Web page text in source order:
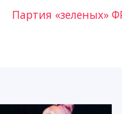
Партия «зеленых»